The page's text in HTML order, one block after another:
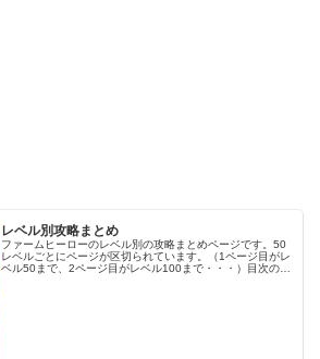
レベル別攻略まとめ
ファームヒーローのレベル別の攻略まとめページです。50
レベルごとにページが区切られています。（1ページ目がレ
ベル50まで、2ページ目がレベル100まで・・・）目次のリ